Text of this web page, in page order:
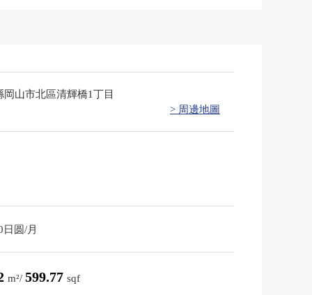
岡山市北區清輝橋1丁目
> 周邊地圖
日圆/月
m²/ 599.77 sqf